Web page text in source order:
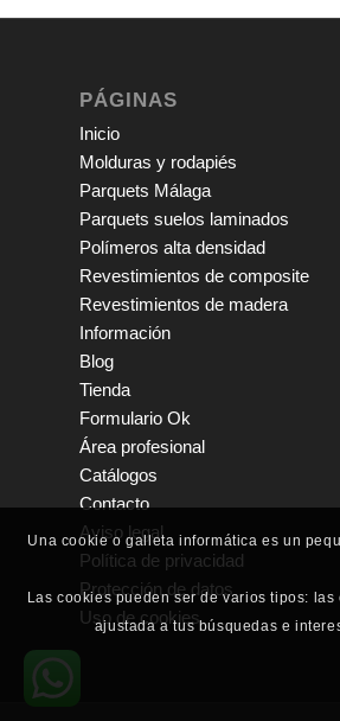
PÁGINAS
Inicio
Molduras y rodapiés
Parquets Málaga
Parquets suelos laminados
Polímeros alta densidad
Revestimientos de composite
Revestimientos de madera
Información
Blog
Tienda
Formulario Ok
Área profesional
Catálogos
Contacto
Aviso legal
Política de privacidad
Protección de datos
Uso de cookies
Una cookie o galleta informática es un
Las cookies pueden ser de varios tipos:
ajustada a tus búsquedas e